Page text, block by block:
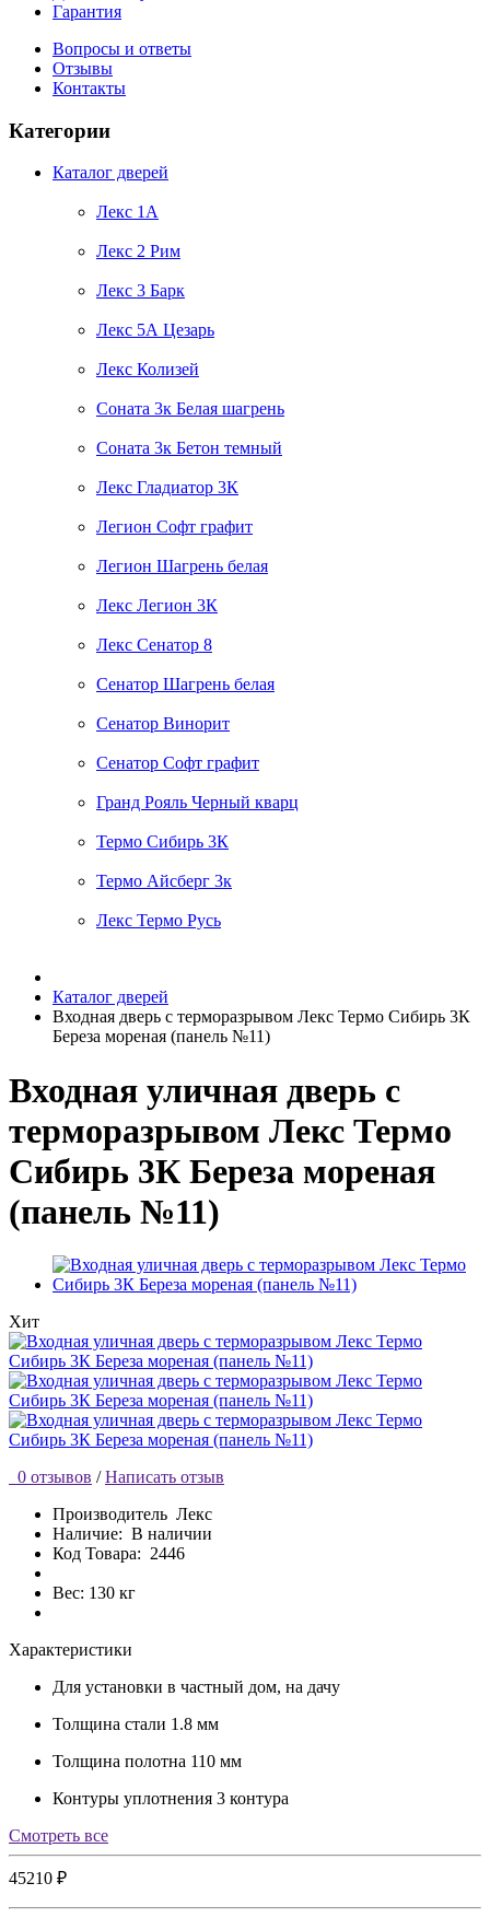
Гарантия
Вопросы и ответы
Отзывы
Контакты
Категории
Каталог дверей
Лекс 1А
Лекс 2 Рим
Лекс 3 Барк
Лекс 5А Цезарь
Лекс Колизей
Соната 3к Белая шагрень
Соната 3к Бетон темный
Лекс Гладиатор 3К
Легион Софт графит
Легион Шагрень белая
Лекс Легион 3К
Лекс Сенатор 8
Сенатор Шагрень белая
Сенатор Винорит
Сенатор Софт графит
Гранд Рояль Черный кварц
Термо Сибирь 3К
Термо Айсберг 3к
Лекс Термо Русь
Каталог дверей
Входная дверь с терморазрывом Лекс Термо Сибирь 3К
Береза мореная (панель №11)
Входная уличная дверь с
терморазрывом Лекс Термо
Сибирь 3К Береза мореная
(панель №11)
Хит
0 отзывов / Написать отзыв
Производитель Лекс
Наличие: В наличии
Код Товара: 2446
Вес: 130 кг
Характеристики
Для установки в частный дом, на дачу
Толщина стали 1.8 мм
Толщина полотна 110 мм
Контуры уплотнения 3 контура
Cмотреть все
45210 ₽